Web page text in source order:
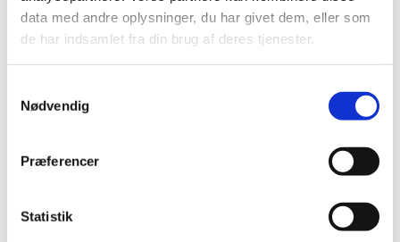
data med andre oplysninger, du har givet dem, eller som
de har indsamlet fra din brug af deres tjenester.
Nødvendig
Præferencer
Statistik